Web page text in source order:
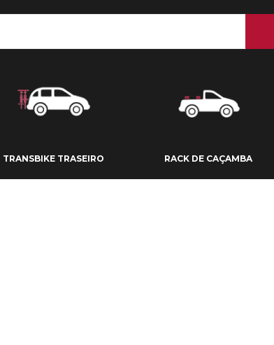
TRANSBIKE TRASEIRO RACK DE CAÇAMBA